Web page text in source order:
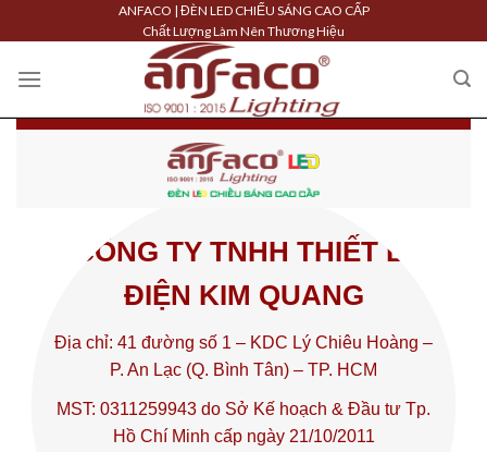
to
content
ANFACO | ĐÈN LED CHIẾU SÁNG CAO CẤP
Chất Lượng Làm Nên Thương Hiệu
CÔNG TY TNHH THIẾT BỊ
ĐIỆN KIM QUANG
Địa chỉ: 41 đường số 1 – KDC Lý Chiêu Hoàng –
P. An Lạc (Q. Bình Tân) – TP. HCM
MST: 0311259943 do Sở Kế hoạch & Đầu tư Tp.
Hồ Chí Minh cấp ngày 21/10/2011